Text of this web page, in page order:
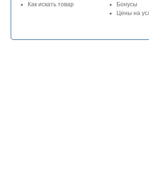
Как искать товар
Бонусы
Цены на